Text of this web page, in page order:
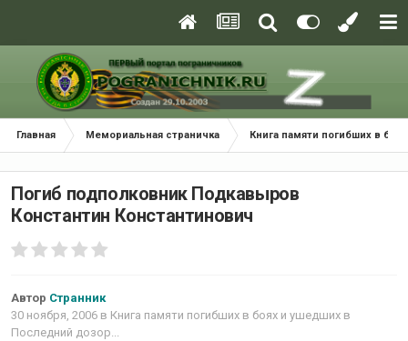
Главная Мемориальная страничка Книга памяти погибших в
Погиб подполковник Подкавыров
Константин Константинович
Автор Странник
30 ноября, 2006 в Книга памяти погибших в боях и ушедших в
Последний дозор...